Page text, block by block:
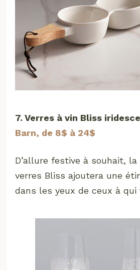
7. Verres à vin Bliss
Barn, de 8$ à 24$
D’allure festive à souhait,
verres Bliss ajoutera une
dans les yeux de ceux à qui